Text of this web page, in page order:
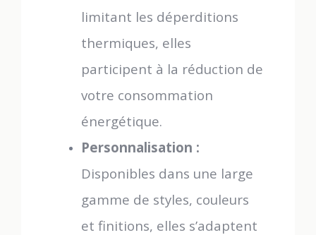
limitant les déperditions
thermiques, elles
participent à la réduction de
votre consommation
énergétique.
Personnalisation :
Disponibles dans une large
gamme de styles, couleurs
et finitions, elles s’adaptent